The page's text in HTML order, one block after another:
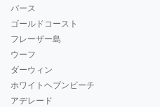
パース
ゴールドコースト
フレーザー島
ウーフ
ダーウィン
ホワイトヘブンビーチ
アデレード